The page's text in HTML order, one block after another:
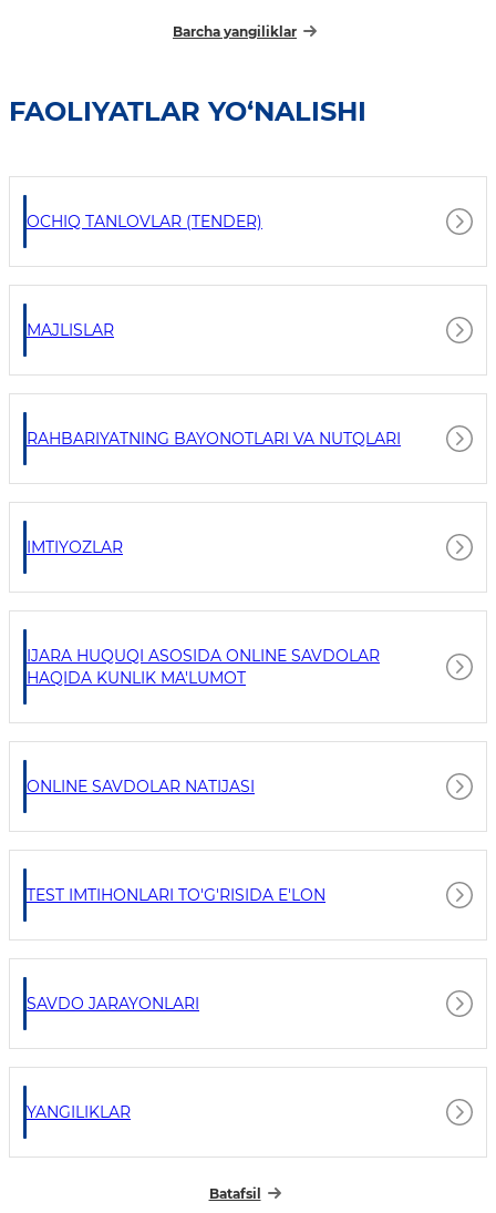
Barcha yangiliklar
FAOLIYATLAR YO‘NALISHI
OCHIQ TANLOVLAR (TENDER)
MAJLISLAR
RAHBARIYATNING BAYONOTLARI VA NUTQLARI
IMTIYOZLAR
IJARA HUQUQI ASOSIDA ONLINE SAVDOLAR
HAQIDA KUNLIK MA'LUMOT
ONLINE SAVDOLAR NATIJASI
TEST IMTIHONLARI TO'G'RISIDA E'LON
SAVDO JARAYONLARI
YANGILIKLAR
Batafsil